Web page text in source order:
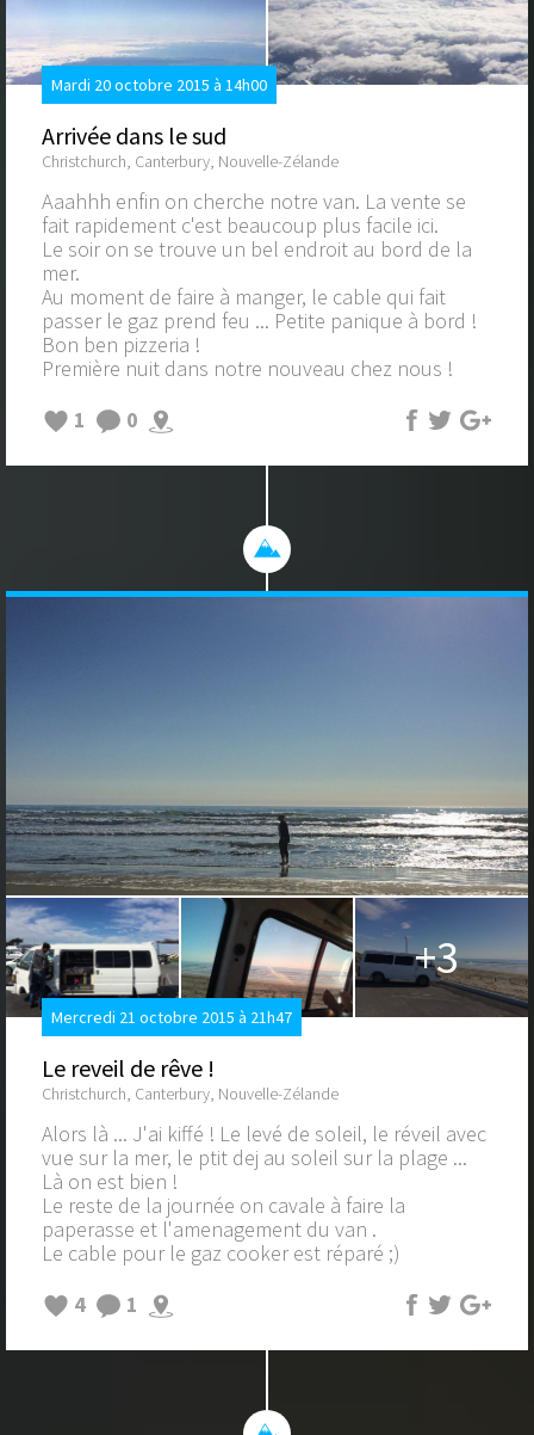
Mardi 20 octobre 2015 à 14h00
Arrivée dans le sud
Christchurch, Canterbury, Nouvelle-Zélande
Aaahhh enfin on cherche notre van. La vente se
fait rapidement c'est beaucoup plus facile ici.
Le soir on se trouve un bel endroit au bord de la
mer.
Au moment de faire à manger, le cable qui fait
passer le gaz prend feu ... Petite panique à bord !
Bon ben pizzeria !
Première nuit dans notre nouveau chez nous !
1
0
+3
Mercredi 21 octobre 2015 à 21h47
Le reveil de rêve !
Christchurch, Canterbury, Nouvelle-Zélande
Alors là ... J'ai kiffé ! Le levé de soleil, le réveil avec
vue sur la mer, le ptit dej au soleil sur la plage ...
Là on est bien !
Le reste de la journée on cavale à faire la
paperasse et l'amenagement du van .
Le cable pour le gaz cooker est réparé ;)
4
1